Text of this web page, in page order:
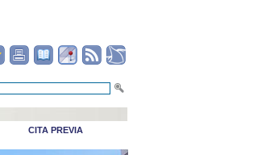
CITA PREVIA